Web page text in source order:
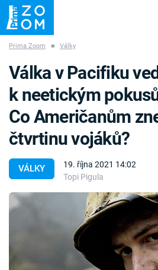
ZÁHADY VETŘELCI DÁVNOVĚKU
Témata
Témata
Pořady
TV Program
Prima Zoom ■ Války
VÁLKY
19. října 2021 14:02
Topi Pigula
Válka v Pacifiku
k neetickým
Co Američanům
čtvrtinu vojáků?